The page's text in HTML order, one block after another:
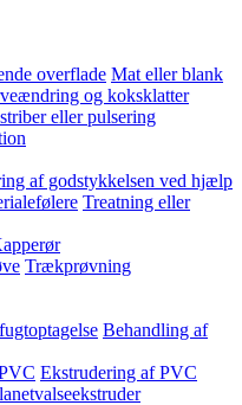
overflade Mat eller blank
og koksklatter
eller pulsering
af godstykkelsen ved hjælp
Treatning eller
Trækprøvning
Behandling af
Ekstrudering af PVC